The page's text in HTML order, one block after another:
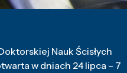
Nauk Ścisłych
w dniach 24 lipca – 7